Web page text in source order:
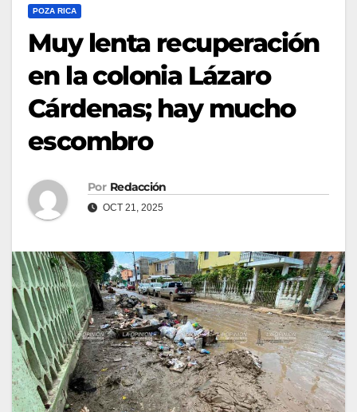
POZA RICA
Muy lenta recuperación
en la colonia Lázaro
Cárdenas; hay mucho
escombro
Por Redacción
OCT 21, 2025